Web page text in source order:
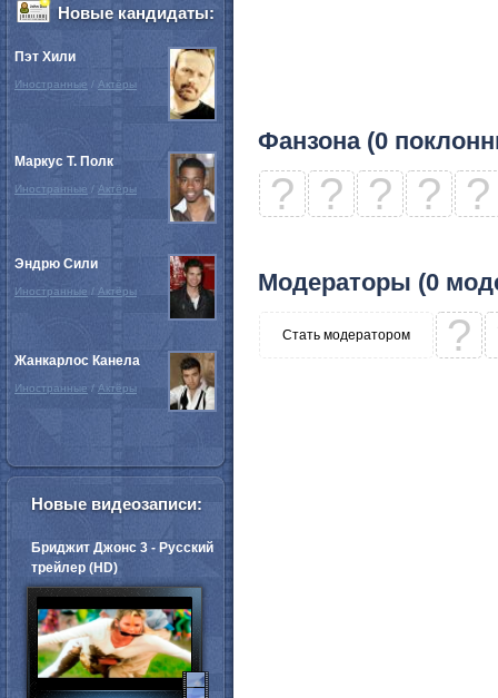
Фанзона (0
? ? ? ? ?
Модераторы (0
Стать модератором ?
Новые кандидаты:
Пэт Хили
Иностранные / Актёры
Маркус Т. Полк
Иностранные / Актёры
Эндрю Сили
Иностранные / Актёры
Жанкарлос Канела
Иностранные / Актёры
Новые видеозаписи:
Бриджит Джонс 3 - Русский
трейлер (HD)